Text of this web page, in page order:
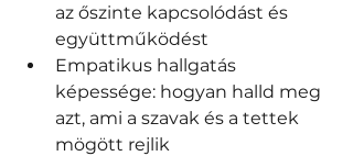
az őszinte kapcsolódást és
együttműködést
Empatikus hallgatás
képessége: hogyan halld meg
azt, ami a szavak és a tettek
mögött rejlik